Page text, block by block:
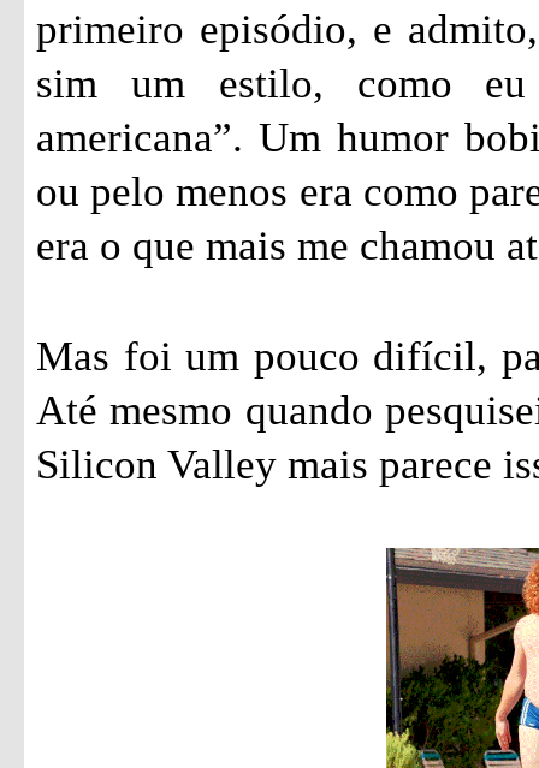
primeiro episódio, e
sim um estilo, como eu
americana”. Um humor
ou pelo menos era como
era o que mais me chamou
Mas foi um pouco difícil,
Até mesmo quando
Silicon Valley mais parece